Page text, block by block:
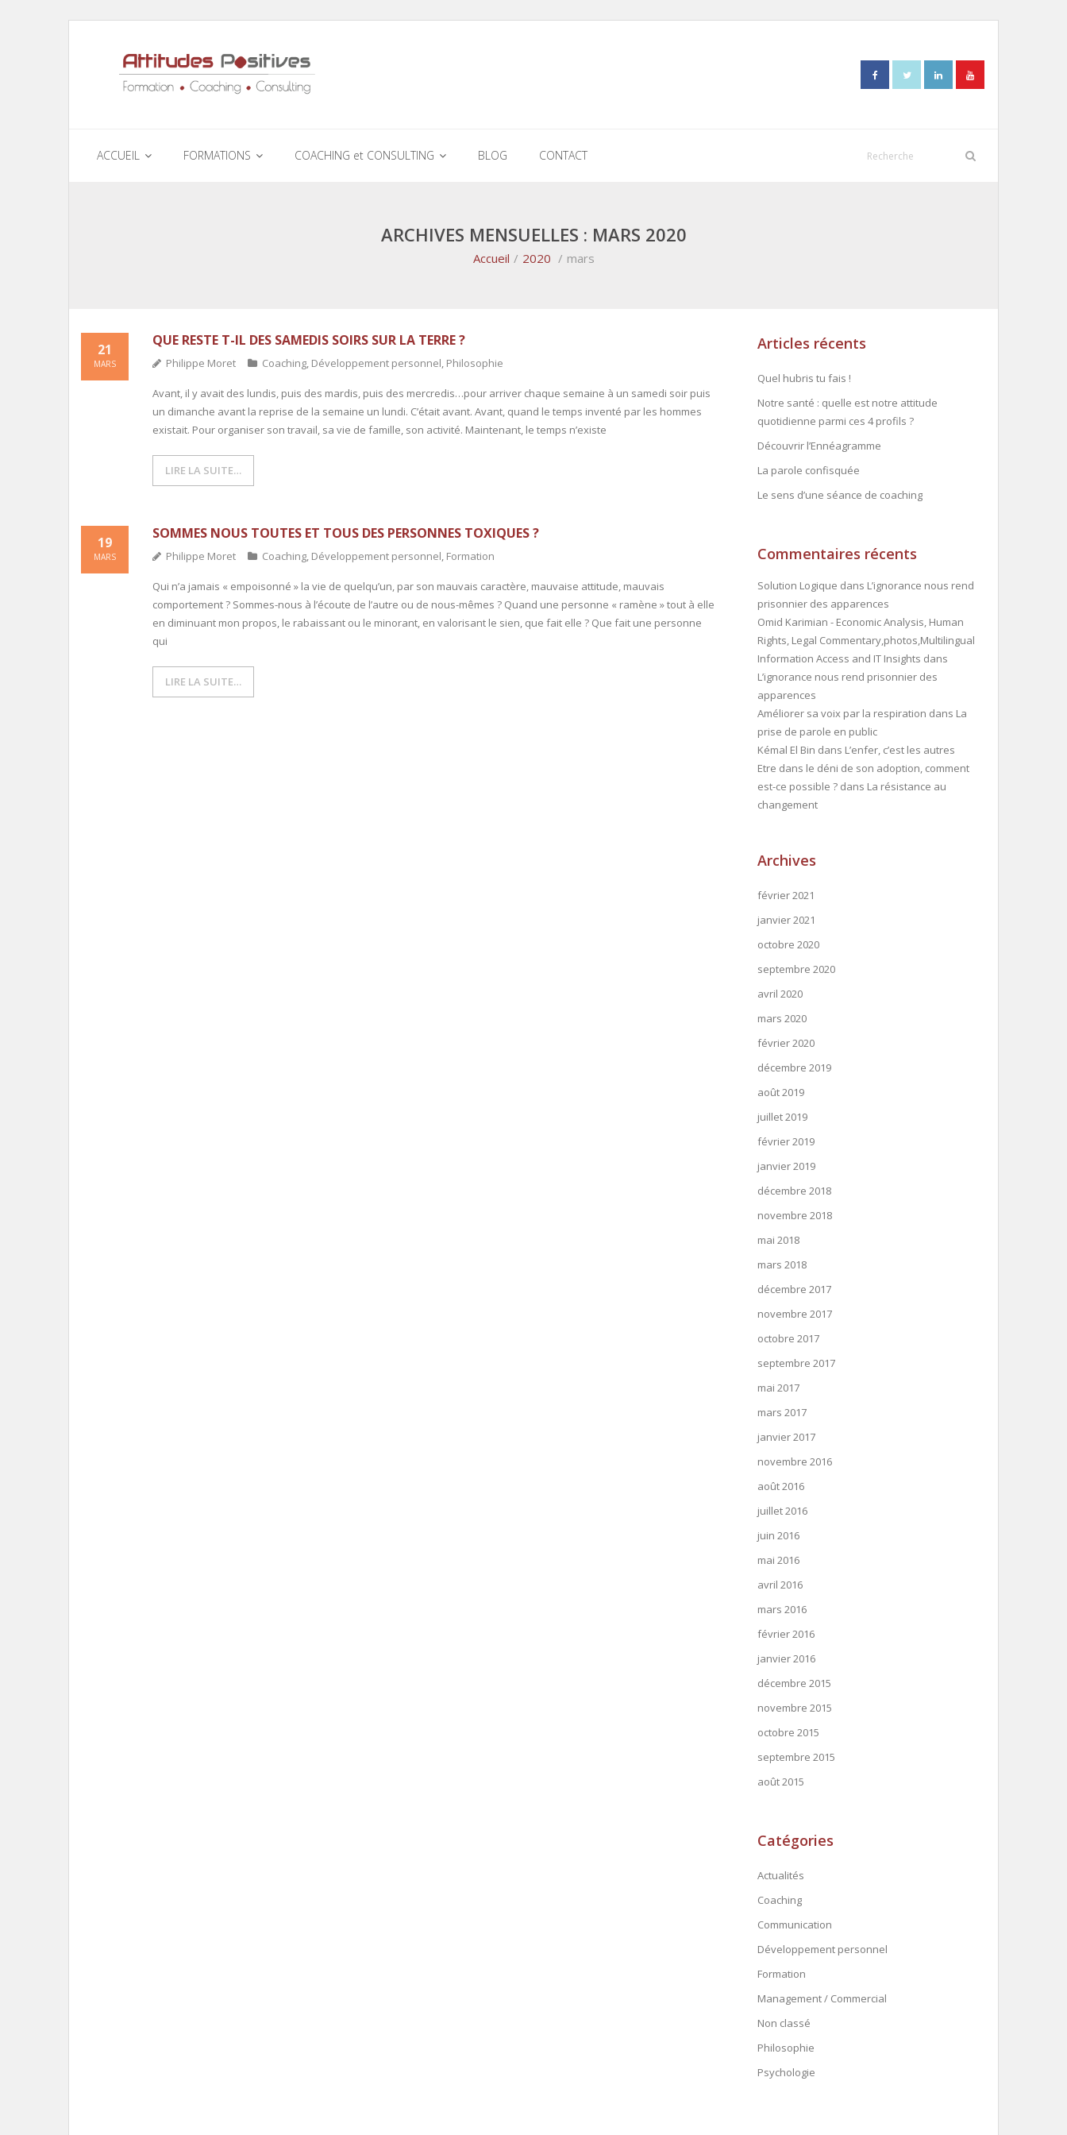
ACCUEIL FORMATIONS COACHING et CONSULTING BLOG CONTACT
ARCHIVES MENSUELLES : MARS 2020
Accueil / 2020 / mars
QUE RESTE T-IL DES SAMEDIS SOIRS SUR LA TERRE ?
21
MARS Philippe Moret Coaching, Développement personnel, Philosophie
Avant, il y avait des lundis, puis des mardis, puis des mercredis…pour arriver chaque semaine à un samedi soir puis
un dimanche avant la reprise de la semaine un lundi. C’était avant. Avant, quand le temps inventé par les hommes
existait. Pour organiser son travail, sa vie de famille, son activité. Maintenant, le temps n’existe
LIRE LA SUITE…
SOMMES NOUS TOUTES ET TOUS DES PERSONNES TOXIQUES ?
19
MARS Philippe Moret Coaching, Développement personnel, Formation
Qui n’a jamais « empoisonné » la vie de quelqu’un, par son mauvais caractère, mauvaise attitude, mauvais
comportement ? Sommes-nous à l’écoute de l’autre ou de nous-mêmes ? Quand une personne « ramène » tout à elle
en diminuant mon propos, le rabaissant ou le minorant, en valorisant le sien, que fait elle ? Que fait une personne
qui
LIRE LA SUITE…
Articles récents
Quel hubris tu fais !
Notre santé : quelle est notre attitude
quotidienne parmi ces 4 profils ?
Découvrir l’Ennéagramme
La parole confisquée
Le sens d’une séance de coaching
Commentaires récents
Solution Logique dans L’ignorance nous rend
prisonnier des apparences
Omid Karimian - Economic Analysis, Human
Rights, Legal Commentary,photos,Multilingual
Information Access and IT Insights dans
L’ignorance nous rend prisonnier des
apparences
Améliorer sa voix par la respiration dans La
prise de parole en public
Kémal El Bin dans L’enfer, c’est les autres
Etre dans le déni de son adoption, comment
est-ce possible ? dans La résistance au
changement
Archives
février 2021
janvier 2021
octobre 2020
septembre 2020
avril 2020
mars 2020
février 2020
décembre 2019
août 2019
juillet 2019
février 2019
janvier 2019
décembre 2018
novembre 2018
mai 2018
mars 2018
décembre 2017
novembre 2017
octobre 2017
septembre 2017
mai 2017
mars 2017
janvier 2017
novembre 2016
août 2016
juillet 2016
juin 2016
mai 2016
avril 2016
mars 2016
février 2016
janvier 2016
décembre 2015
novembre 2015
octobre 2015
septembre 2015
août 2015
Catégories
Actualités
Coaching
Communication
Développement personnel
Formation
Management / Commercial
Non classé
Philosophie
Psychologie